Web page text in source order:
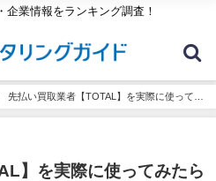
企業情報をランキング調査！
先払い買取業者【TOTAL】を実際に使ってみ
】を実際に使ってみたら